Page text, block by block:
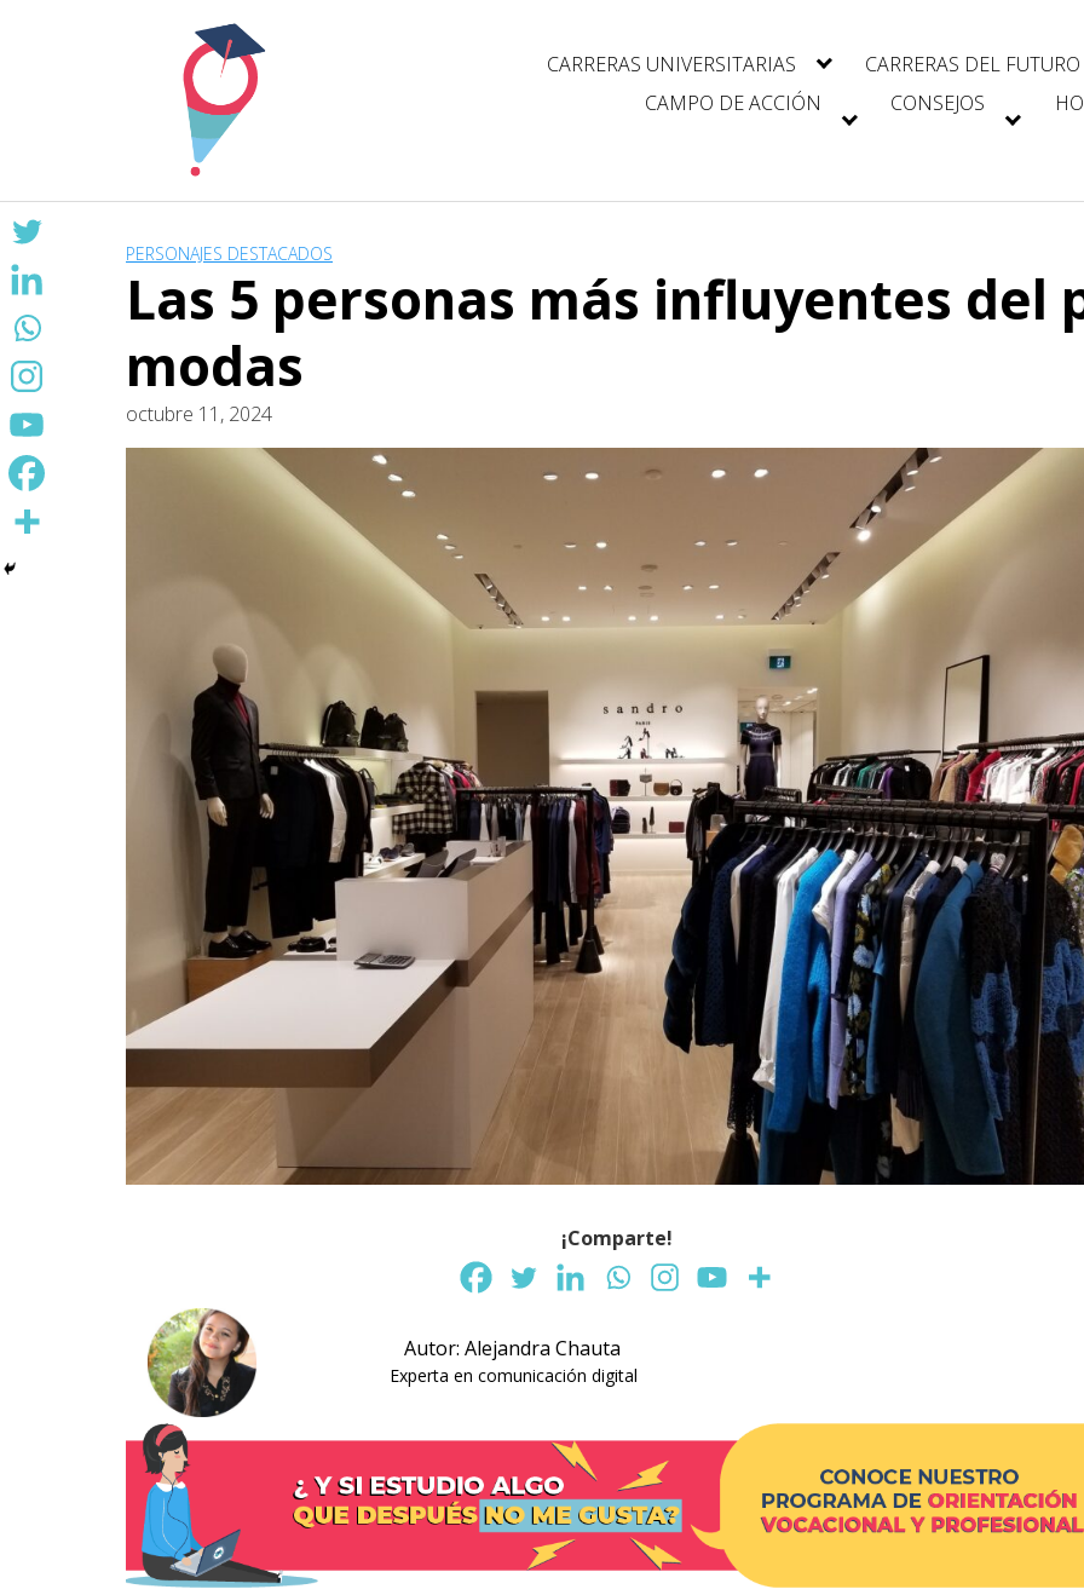
CARRERAS UNIVERSITARIAS
CARRERAS DEL FUTURO
CAMPO DE ACCIÓN
CONSEJOS
PERSONAJES DESTACADOS
Las 5 personas más influyentes del
modas
octubre 11, 2024
¡Comparte!
Autor: Alejandra Chauta
Experta en comunicación digital